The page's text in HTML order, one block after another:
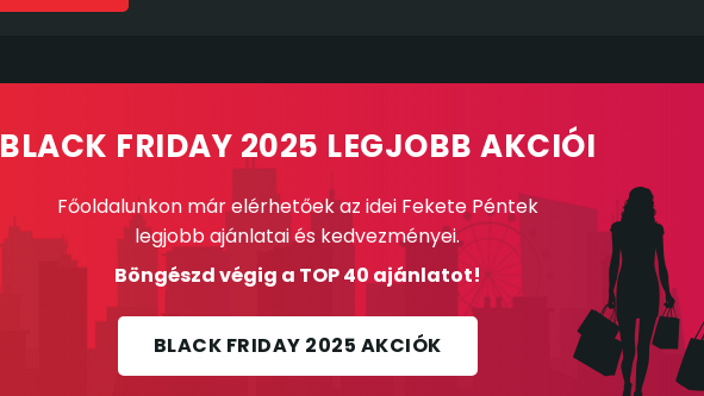
BLACK FRIDAY 2025 LEGJOBB AKCIÓI
Főoldalunkon már elérhetőek az idei Fekete Péntek
legjobb ajánlatai és kedvezményei.
Böngészd végig a TOP 40 ajánlatot!
BLACK FRIDAY 2025 AKCIÓK